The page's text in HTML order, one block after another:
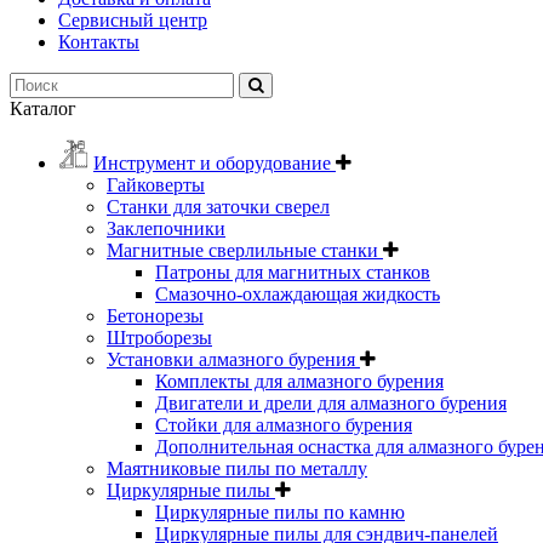
Сервисный центр
Контакты
Каталог
Инструмент и оборудование
Гайковерты
Станки для заточки сверел
Заклепочники
Магнитные сверлильные станки
Патроны для магнитных станков
Смазочно-охлаждающая жидкость
Бетонорезы
Штроборезы
Установки алмазного бурения
Комплекты для алмазного бурения
Двигатели и дрели для алмазного бурения
Стойки для алмазного бурения
Дополнительная оснастка для алмазного
Маятниковые пилы по металлу
Циркулярные пилы
Циркулярные пилы по камню
Циркулярные пилы для сэндвич-панелей